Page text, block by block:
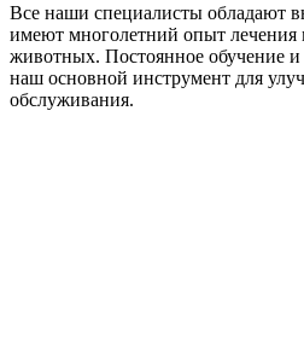
Все наши специалисты обладают
имеют многолетний опыт
животных. Постоянное обучение
наш основной инструмент для
обслуживания.